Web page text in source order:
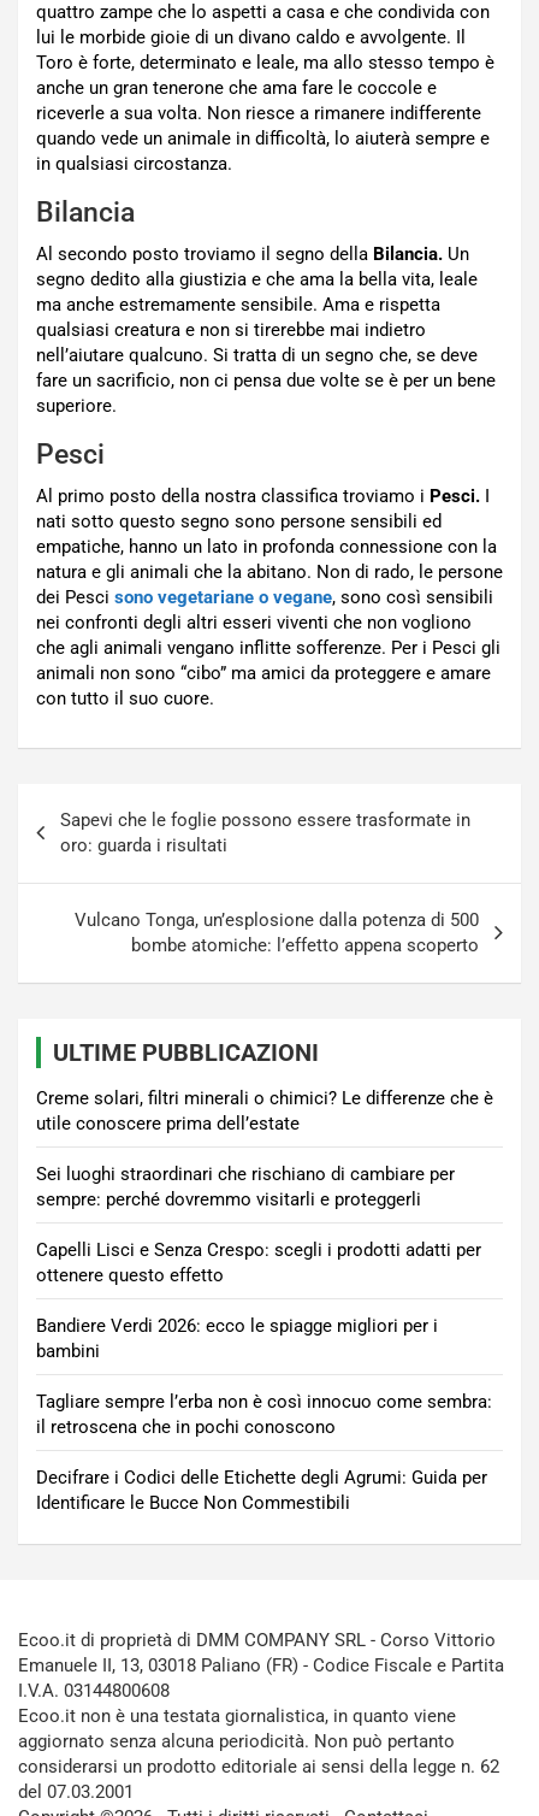
quattro zampe che lo aspetti a casa e che condivida con
lui le morbide gioie di un divano caldo e avvolgente. Il
Toro è forte, determinato e leale, ma allo stesso tempo è
anche un gran tenerone che ama fare le coccole e
riceverle a sua volta. Non riesce a rimanere indifferente
quando vede un animale in difficoltà, lo aiuterà sempre e
in qualsiasi circostanza.
Bilancia
Al secondo posto troviamo il segno della Bilancia. Un
segno dedito alla giustizia e che ama la bella vita, leale
ma anche estremamente sensibile. Ama e rispetta
qualsiasi creatura e non si tirerebbe mai indietro
nell’aiutare qualcuno. Si tratta di un segno che, se deve
fare un sacrificio, non ci pensa due volte se è per un bene
superiore.
Pesci
Al primo posto della nostra classifica troviamo i Pesci.
nati sotto questo segno sono persone sensibili ed
empatiche, hanno un lato in profonda connessione con la
natura e gli animali che la abitano. Non di rado, le persone
dei Pesci sono vegetariane o vegane, sono così sensibili
nei confronti degli altri esseri viventi che non vogliono
che agli animali vengano inflitte sofferenze. Per i Pesci gli
animali non sono “cibo” ma amici da proteggere e amare
con tutto il suo cuore.
articoli
Sapevi che le foglie possono essere trasformate in
oro: guarda i risultati
Vulcano Tonga, un’esplosione dalla potenza di 500
bombe atomiche: l’effetto appena scoperto
ULTIME PUBBLICAZIONI
Creme solari, filtri minerali o chimici? Le differenze che è
utile conoscere prima dell’estate
Sei luoghi straordinari che rischiano di cambiare per
sempre: perché dovremmo visitarli e proteggerli
Capelli Lisci e Senza Crespo: scegli i prodotti adatti per
ottenere questo effetto
Bandiere Verdi 2026: ecco le spiagge migliori per i
bambini
Tagliare sempre l’erba non è così innocuo come sembra:
il retroscena che in pochi conoscono
Decifrare i Codici delle Etichette degli Agrumi: Guida per
Identificare le Bucce Non Commestibili
Ecoo.it di proprietà di DMM COMPANY SRL - Corso Vittorio
Emanuele II, 13, 03018 Paliano (FR) - Codice Fiscale e Partita
I.V.A. 03144800608
Ecoo.it non è una testata giornalistica, in quanto viene
aggiornato senza alcuna periodicità. Non può pertanto
considerarsi un prodotto editoriale ai sensi della legge n. 62
del 07.03.2001